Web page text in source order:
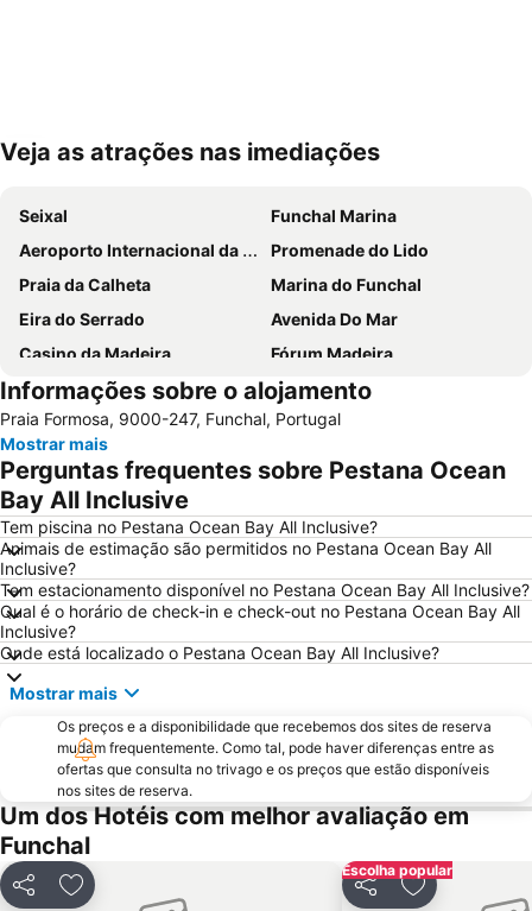
Ampliar mapa
Veja as atrações nas imediações
Seixal
Funchal Marina
Aeroporto Internacional da Madeira Cristiano Ronaldo
Promenade do Lido
Praia da Calheta
Marina do Funchal
Eira do Serrado
Avenida Do Mar
Casino da Madeira
Fórum Madeira
Sé Catedral do Funchal
Praia Machico
Parque temático da Madeira
Praia do Sol
Casas Típicas de Santana
Dos Reis Magos
Avenida Arriaga
Monte Palace Tropical Garden
Santa Catarina
Santa Maria
Miradouro Ponta do Sol
Clube de Golfe Santo da Serra Parque Madeira Magic - Cidade das Crianças
Complexo Balnear de Ponta Delgada
Porto de Ribeira Brava-Madeira
Jardim de São Martinho
Roseiral da Quinta do Arco
São Lourenço
Miradouro do Cabo Girão
Madalena do Mar
Madeira Story Centre
Igreja de Nossa Senhora da Luz
Jardim Publico da Ajuda
Jardim Botânico da Madeira
Sociedade Turística Palheiro Golfe
Informações sobre o alojamento
Praia Formosa, 9000-247, Funchal, Portugal
Mostrar mais
Perguntas frequentes sobre Pestana Ocean
Bay All Inclusive
Tem piscina no Pestana Ocean Bay All Inclusive?
Animais de estimação são permitidos no Pestana Ocean Bay All
Inclusive?
Tem estacionamento disponível no Pestana Ocean Bay All Inclusive?
Qual é o horário de check-in e check-out no Pestana Ocean Bay All
Inclusive?
Onde está localizado o Pestana Ocean Bay All Inclusive?
Mostrar mais
Os preços e a disponibilidade que recebemos dos sites de reserva
mudam frequentemente. Como tal, pode haver diferenças entre as
ofertas que consulta no trivago e os preços que estão disponíveis
nos sites de reserva.
Um dos Hotéis com melhor avaliação em
Funchal
PartilharAdicionar aos favoritos
Escolha popular
PartilharAdicionar